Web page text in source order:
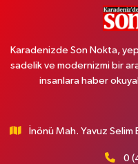
Karadenizde Son Nokta,
sadelik ve modernizmi bir
insanlara haber
İnönü Mah. Yavuz
0